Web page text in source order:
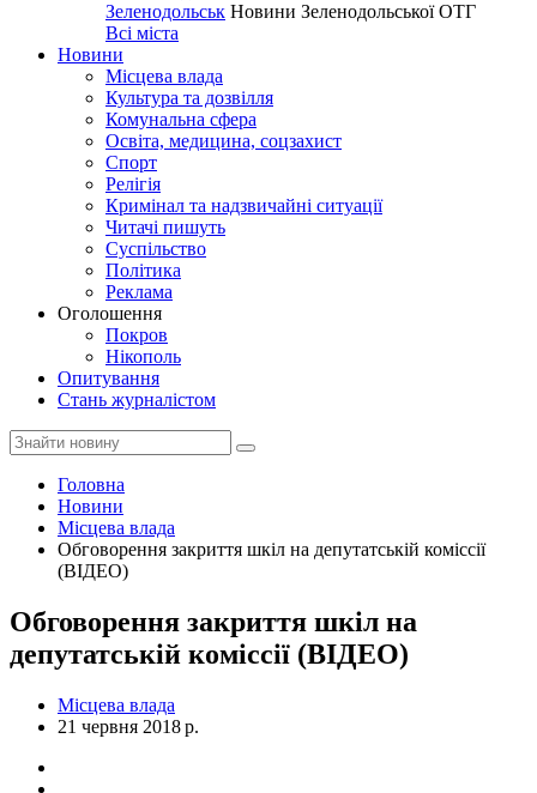
Зеленодольськ Новини Зеленодольської ОТГ
Всі міста
Новини
Місцева влада
Культура та дозвілля
Комунальна сфера
Освіта, медицина, соцзахист
Спорт
Релігія
Кримінал та надзвичайні ситуації
Читачі пишуть
Суспільство
Політика
Реклама
Оголошення
Покров
Нікополь
Опитування
Стань журналістом
Головна
Новини
Місцева влада
Обговорення закриття шкіл на депутатській коміссії
(ВІДЕО)
Обговорення закриття шкіл на
депутатській коміссії (ВІДЕО)
Місцева влада
21 червня 2018 р.